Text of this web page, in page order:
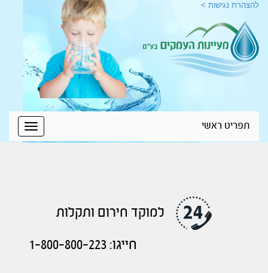
להצהרת נגישות >
Toggle
תפריט ראשי
למוקד חירום ותקלות
חייגו: 1-800-800-223